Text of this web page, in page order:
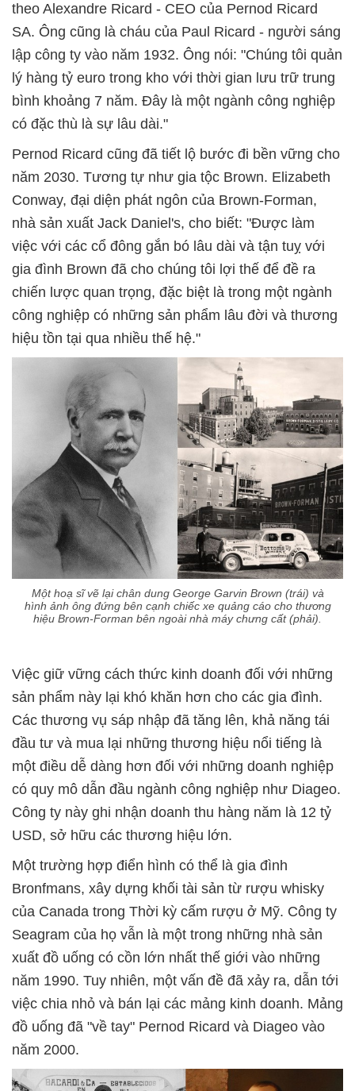
theo Alexandre Ricard - CEO của Pernod Ricard
SA. Ông cũng là cháu của Paul Ricard - người sáng
lập công ty vào năm 1932. Ông nói: "Chúng tôi quản
lý hàng tỷ euro trong kho với thời gian lưu trữ trung
bình khoảng 7 năm. Đây là một ngành công nghiệp
có đặc thù là sự lâu dài."
Pernod Ricard cũng đã tiết lộ bước đi bền vững cho
năm 2030. Tương tự như gia tộc Brown. Elizabeth
Conway, đại diện phát ngôn của Brown-Forman,
nhà sản xuất Jack Daniel's, cho biết: "Được làm
việc với các cổ đông gắn bó lâu dài và tận tuỵ với
gia đình Brown đã cho chúng tôi lợi thế để đề ra
chiến lược quan trọng, đặc biệt là trong một ngành
công nghiệp có những sản phẩm lâu đời và thương
hiệu tồn tại qua nhiều thế hệ."
Một hoạ sĩ vẽ lại chân dung George Garvin Brown (trái) và
hình ảnh ông đứng bên cạnh chiếc xe quảng cáo cho thương
hiệu Brown-Forman bên ngoài nhà máy chưng cất (phải).
Việc giữ vững cách thức kinh doanh đối với những
sản phẩm này lại khó khăn hơn cho các gia đình.
Các thương vụ sáp nhập đã tăng lên, khả năng tái
đầu tư và mua lại những thương hiệu nổi tiếng là
một điều dễ dàng hơn đối với những doanh nghiệp
có quy mô dẫn đầu ngành công nghiệp như Diageo.
Công ty này ghi nhận doanh thu hàng năm là 12 tỷ
USD, sở hữu các thương hiệu lớn.
Một trường hợp điển hình có thể là gia đình
Bronfmans, xây dựng khối tài sản từ rượu whisky
của Canada trong Thời kỳ cấm rượu ở Mỹ. Công ty
Seagram của họ vẫn là một trong những nhà sản
xuất đồ uống có cồn lớn nhất thế giới vào những
năm 1990. Tuy nhiên, một vấn đề đã xảy ra, dẫn tới
việc chia nhỏ và bán lại các mảng kinh doanh. Mảng
đồ uống đã "về tay" Pernod Ricard và Diageo vào
năm 2000.